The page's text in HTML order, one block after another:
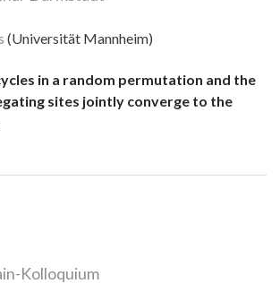
(Universität Mannheim)
in a random permutation and the
sites jointly converge to the
Kolloquium